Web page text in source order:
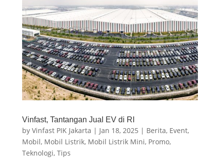
Vinfast, Tantangan Jual EV di RI
by Vinfast PIK Jakarta | Jan 18, 2025 | Berita, Event,
Mobil, Mobil Listrik, Mobil Listrik Mini, Promo,
Teknologi, Tips